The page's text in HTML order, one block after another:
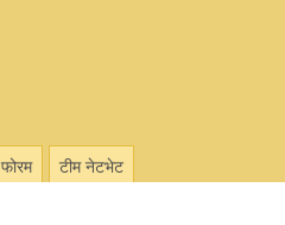
फोरम टीम नेटभेट